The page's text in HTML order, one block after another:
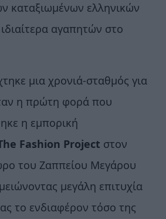
καταξιωμένων ελληνικών
αγαπητών στο
μια χρονιά-σταθμός για
η πρώτη φορά που
η εμπορική
Fashion Project στον
του Ζαππείου Μεγάρου
μεγάλη επιτυχία
το ενδιαφέρον τόσο της